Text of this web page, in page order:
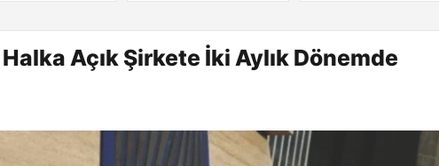
Açık Şirkete İki Aylık Dönemde